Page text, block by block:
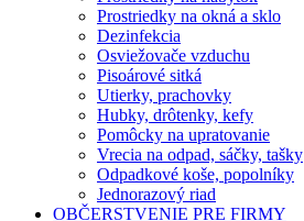
Prostriedky na okná a sklo
Dezinfekcia
Osviežovače vzduchu
Pisoárové sitká
Utierky, prachovky
Hubky, drôtenky, kefy
Pomôcky na upratovanie
Vrecia na odpad, sáčky, tašky
Odpadkové koše, popolníky
Jednorazový riad
OBČERSTVENIE PRE FIRMY